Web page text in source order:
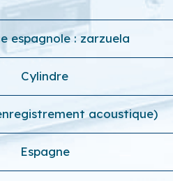
espagnole : zarzuela
Cylindre
acoustique)
Espagne